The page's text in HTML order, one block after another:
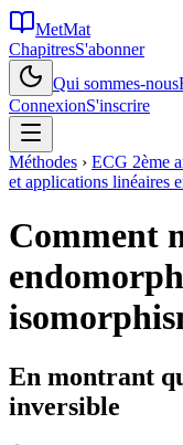
MetMat
ChapitresS'abonner
Qui sommes-nous
ConnexionS'inscrire
Méthodes › ECG 2ème
et applications linéaires
Comment
En montrant
inversible